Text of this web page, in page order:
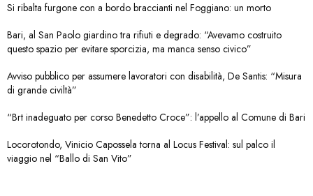
Si ribalta furgone con a bordo braccianti nel Foggiano: un morto
Bari, al San Paolo giardino tra rifiuti e degrado: “Avevamo costruito
questo spazio per evitare sporcizia, ma manca senso civico”
Avviso pubblico per assumere lavoratori con disabilità, De Santis: “Misura
di grande civiltà”
“Brt inadeguato per corso Benedetto Croce”: l’appello al Comune di Bari
Locorotondo, Vinicio Capossela torna al Locus Festival: sul palco il
viaggio nel “Ballo di San Vito”